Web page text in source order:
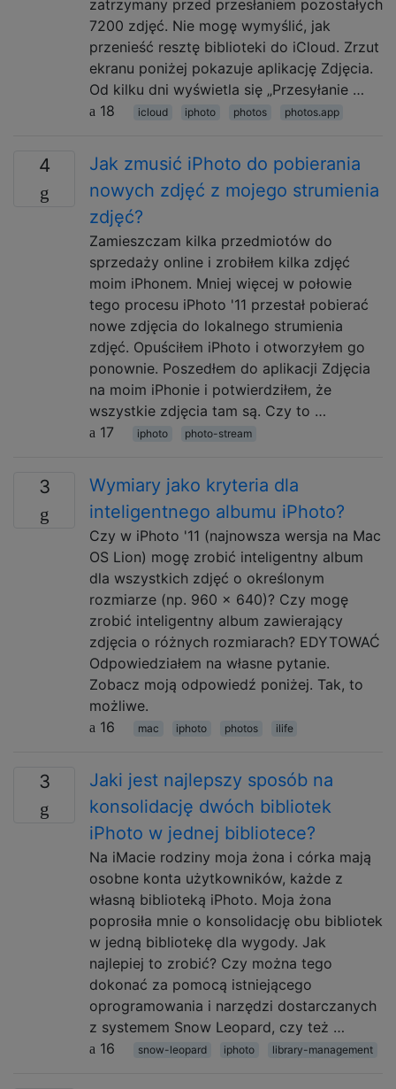
zatrzymany przed przesłaniem pozostałych
7200 zdjęć. Nie mogę wymyślić, jak
przenieść resztę biblioteki do iCloud. Zrzut
ekranu poniżej pokazuje aplikację Zdjęcia.
Od kilku dni wyświetla się „Przesyłanie …
18
icloud iphoto photos photos.app
4
Jak zmusić iPhoto do pobierania
nowych zdjęć z mojego strumienia
zdjęć?
Zamieszczam kilka przedmiotów do
sprzedaży online i zrobiłem kilka zdjęć
moim iPhonem. Mniej więcej w połowie
tego procesu iPhoto '11 przestał pobierać
nowe zdjęcia do lokalnego strumienia
zdjęć. Opuściłem iPhoto i otworzyłem go
ponownie. Poszedłem do aplikacji Zdjęcia
na moim iPhonie i potwierdziłem, że
wszystkie zdjęcia tam są. Czy to …
17
iphoto photo-stream
3
Wymiary jako kryteria dla
inteligentnego albumu iPhoto?
Czy w iPhoto '11 (najnowsza wersja na Mac
OS Lion) mogę zrobić inteligentny album
dla wszystkich zdjęć o określonym
rozmiarze (np. 960 x 640)? Czy mogę
zrobić inteligentny album zawierający
zdjęcia o różnych rozmiarach? EDYTOWAĆ
Odpowiedziałem na własne pytanie.
Zobacz moją odpowiedź poniżej. Tak, to
możliwe.
16
mac iphoto photos ilife
3
Jaki jest najlepszy sposób na
konsolidację dwóch bibliotek
iPhoto w jednej bibliotece?
Na iMacie rodziny moja żona i córka mają
osobne konta użytkowników, każde z
własną biblioteką iPhoto. Moja żona
poprosiła mnie o konsolidację obu bibliotek
w jedną bibliotekę dla wygody. Jak
najlepiej to zrobić? Czy można tego
dokonać za pomocą istniejącego
oprogramowania i narzędzi dostarczanych
z systemem Snow Leopard, czy też …
16
snow-leopard iphoto library-management